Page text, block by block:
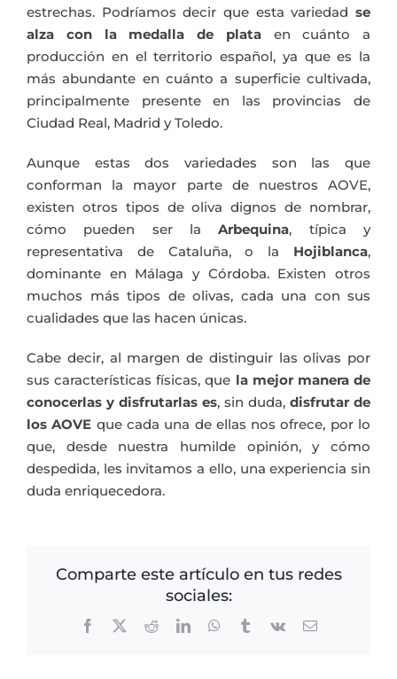
estrechas. Podríamos decir que esta variedad se
alza con la medalla de plataen cuánto a
producción en el territorio español, ya que es la
más abundante en cuánto a superficie cultivada,
principalmente presente en las provincias de
Ciudad Real, Madrid y Toledo.
Aunque estas dos variedades son las que
conforman la mayor parte de nuestros AOVE,
existen otros tipos de oliva dignos de nombrar,
cómo pueden ser laArbequina, típica y
representativa de Cataluña, o la Hojiblanca,
dominante en Málaga y Córdoba. Existen otros
muchos más tipos de olivas, cada una con sus
cualidades que las hacen únicas.
Cabe decir, al margen de distinguir las olivas por
sus características físicas, que la mejor manera de
conocerlas y disfrutarlas es, sin duda, disfrutar de
los AOVE que cada una de ellas nos ofrece, por lo
que, desde nuestra humilde opinión, y cómo
despedida, les invitamos a ello, una experiencia sin
duda enriquecedora.
Comparte este artículo en tus redes
sociales:
Facebook
X RedditLinkedInWhatsApp
TumblrVk
Correo